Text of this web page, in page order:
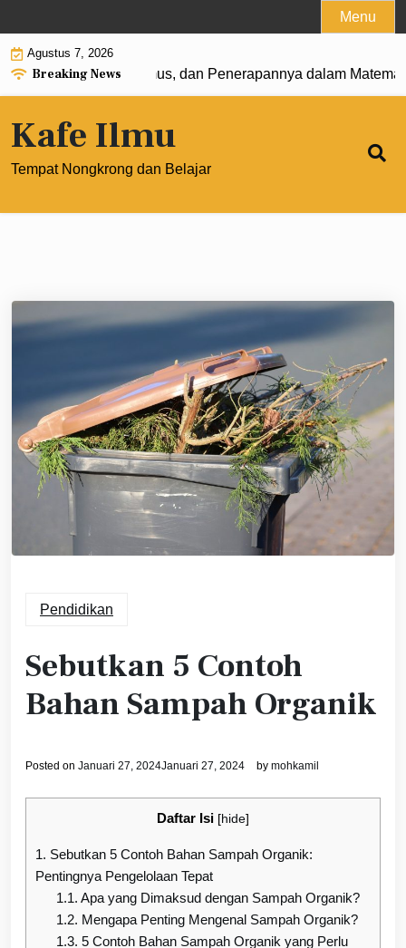
to
content
Menu
Agustus 7, 2026
Breaking News
Pengertian, Rumus, dan Penerapannya dalam Matematika
Kafe Ilmu
Tempat Nongkrong dan Belajar
Pendidikan
Sebutkan 5 Contoh
Bahan Sampah Organik
Posted on Januari 27, 2024Januari 27, 2024 by mohkamil
Daftar Isi [hide]
1. Sebutkan 5 Contoh Bahan Sampah Organik:
Pentingnya Pengelolaan Tepat
1.1. Apa yang Dimaksud dengan Sampah Organik?
1.2. Mengapa Penting Mengenal Sampah Organik?
1.3. 5 Contoh Bahan Sampah Organik yang Perlu